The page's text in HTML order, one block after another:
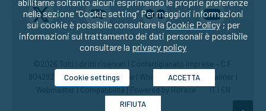
©2026 Tutti i diritti riservati | Confartigianato Imprese – C.F.
80429270582 |Privacy|Cookie Whistleblowing|Disclaimer
Webmaster|Compatibilità| Powered by Horace IT EN
nella sezione “Cookie setting” Per maggiori informazioni
sui cookie è possibile consultare la Cookie Policy; per
informazioni sul trattamento dei dati personali è possibile
consultare la privacy policy
Cookie settings ACCETTA
RIFIUTA